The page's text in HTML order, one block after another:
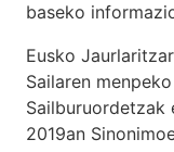
baseko
Eusko
Sailaren
Sailburuordetzak
2019an